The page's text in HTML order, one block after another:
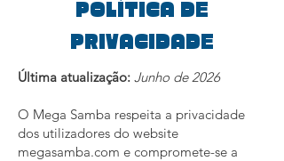
POLÍTICA DE
PRIVACIDADE
Última atualização: Junho de 2026
O Mega Samba respeita a privacidade
dos utilizadores do website
megasamba.com e compromete-se a